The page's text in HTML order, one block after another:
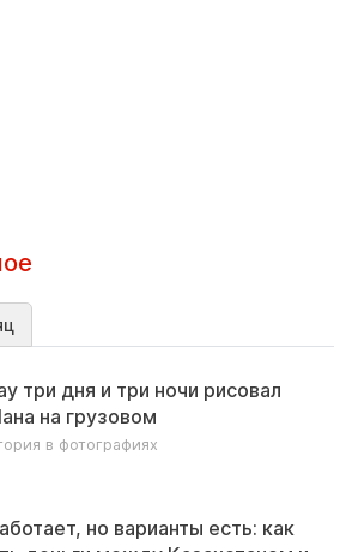
три дня и три ночи рисовал
на грузовом
в фотографиях
но варианты есть: как